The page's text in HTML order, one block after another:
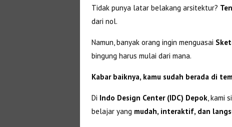
Tidak punya latar belakang arsitektur?
dari nol.
Namun, banyak orang ingin menguasai
bingung harus mulai dari mana.
Kabar baiknya, kamu sudah berada di
Di Indo Design Center (IDC) Depok, kami
belajar yang mudah, interaktif, dan